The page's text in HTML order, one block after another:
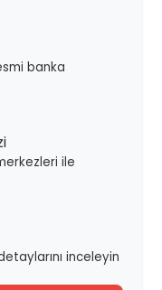
banka
ile
inceleyin